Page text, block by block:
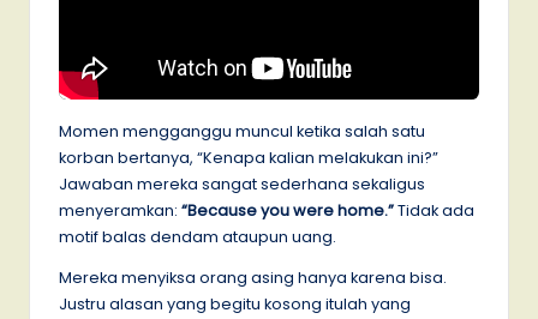
Momen mengganggu muncul ketika salah satu
korban bertanya, “Kenapa kalian melakukan ini?”
Jawaban mereka sangat sederhana sekaligus
menyeramkan: “Because you were home.”Tidak ada
motif balas dendam ataupun uang.
Mereka menyiksa orang asing hanya karena bisa.
Justru alasan yang begitu kosong itulah yang